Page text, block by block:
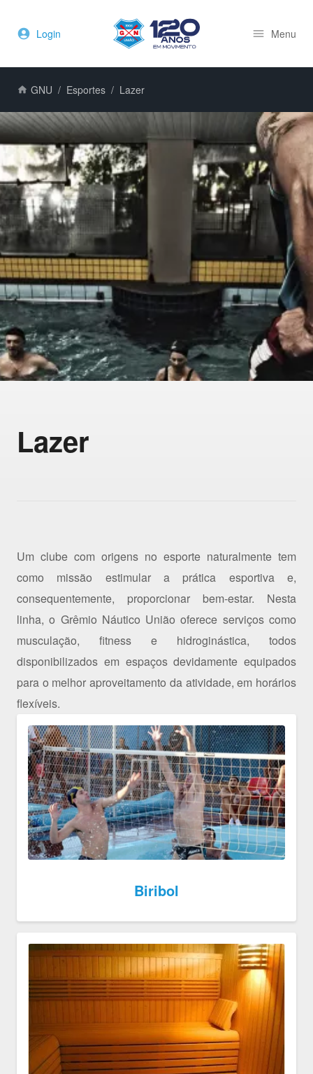
Login Menu
GNU Esportes Lazer
Lazer
Um clube com origens no esporte naturalmente tem
como missão estimular a prática esportiva e,
consequentemente, proporcionar bem-estar. Nesta
linha, o Grêmio Náutico União oferece serviços como
musculação, fitness e hidroginástica, todos
disponibilizados em espaços devidamente equipados
para o melhor aproveitamento da atividade, em horários
flexíveis.
Biribol